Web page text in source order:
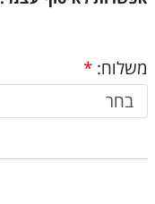
משלוח: *
בחר